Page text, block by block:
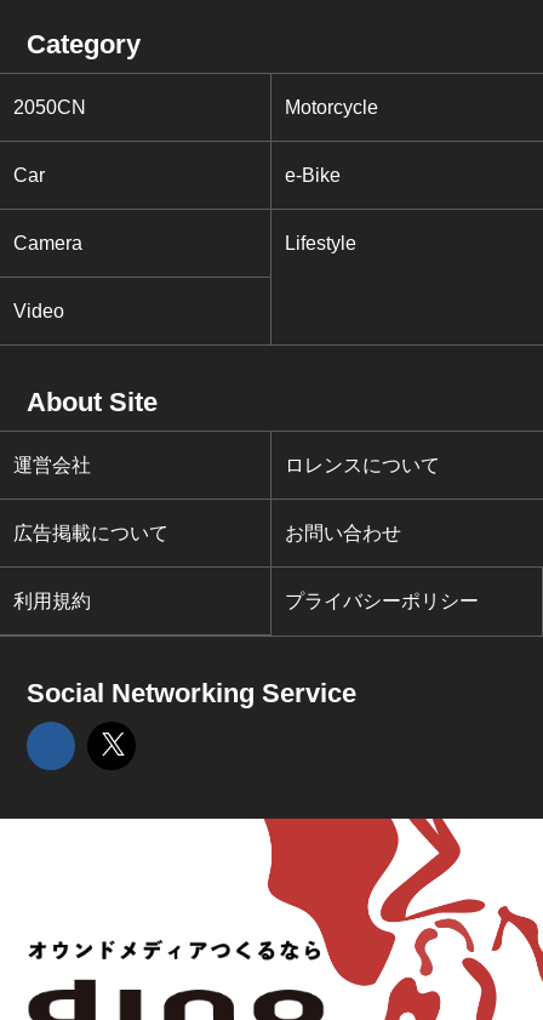
Category
2050CN Motorcycle
Car e-Bike
Camera Lifestyle
Video
About Site
運営会社 ロレンスについて
広告掲載について お問い合わせ
利用規約 プライバシーポリシー
Social Networking Service